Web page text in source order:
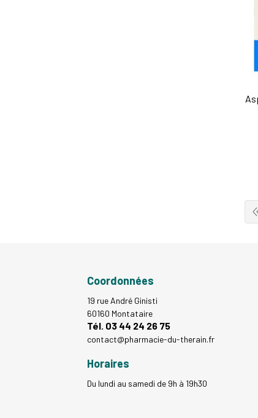
Coordonnées
19 rue André Ginisti
60160 Montataire
Tél. 03 44 24 26 75
contact@pharmacie-du-therain.fr
Horaires
Du lundi au samedi de 9h à 19h30